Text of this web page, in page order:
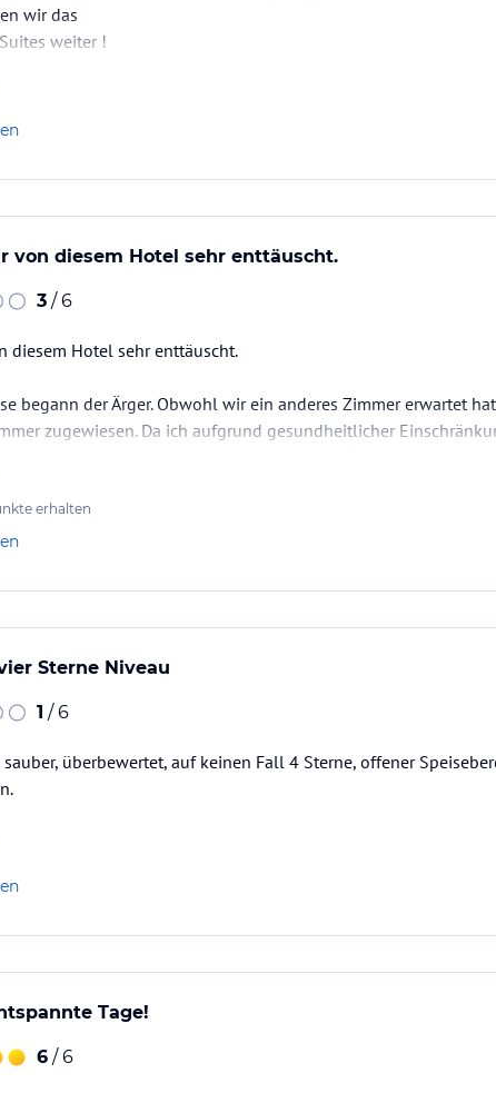
Verfügbarkeit)
Alle Angaben ohne
wir das
weiter !
von diesem Hotel sehr enttäuscht.
3 / 6
diesem Hotel sehr enttäuscht.
begann der Ärger. Obwohl wir ein anderes Zimmer erwartet
zugewiesen. Da ich aufgrund gesundheitlicher
Reiseveranstalter zu kontaktieren und den Urlaub abzubrechen.
ein anderes Zimmer angeboten, für…
erhalten
Sterne Niveau
1 / 6
überbewertet, auf keinen Fall 4 Sterne, offener
Tage!
6 / 6